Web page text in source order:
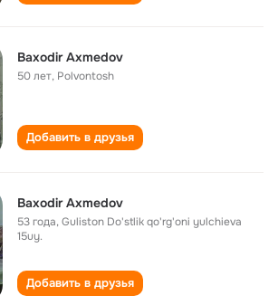
Baxodir Axmedov
50 лет, Polvontosh
Добавить в друзья
Baxodir Axmedov
53 года,Guliston Do'stlik qo'rg'oni yulchieva
15uy.
Добавить в друзья